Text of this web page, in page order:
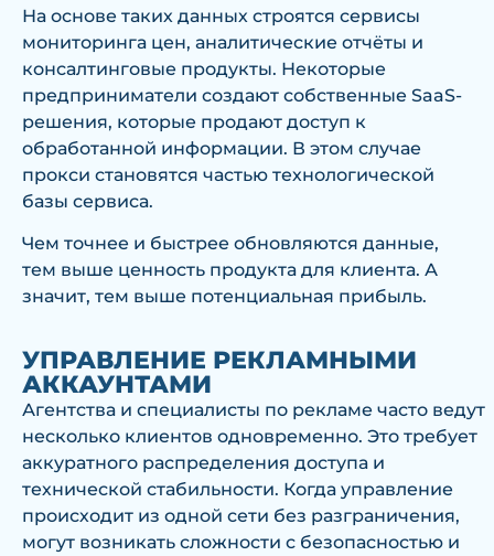
На основе таких данных строятся сервисы
мониторинга цен, аналитические отчёты и
консалтинговые продукты. Некоторые
предприниматели создают собственные SaaS-
решения, которые продают доступ к
обработанной информации. В этом случае
прокси становятся частью технологической
базы сервиса.
Чем точнее и быстрее обновляются данные,
тем выше ценность продукта для клиента. А
значит, тем выше потенциальная прибыль.
УПРАВЛЕНИЕ РЕКЛАМНЫМИ
АККАУНТАМИ
Агентства и специалисты по рекламе часто ведут
несколько клиентов одновременно. Это требует
аккуратного распределения доступа и
технической стабильности. Когда управление
происходит из одной сети без разграничения,
могут возникать сложности с безопасностью и